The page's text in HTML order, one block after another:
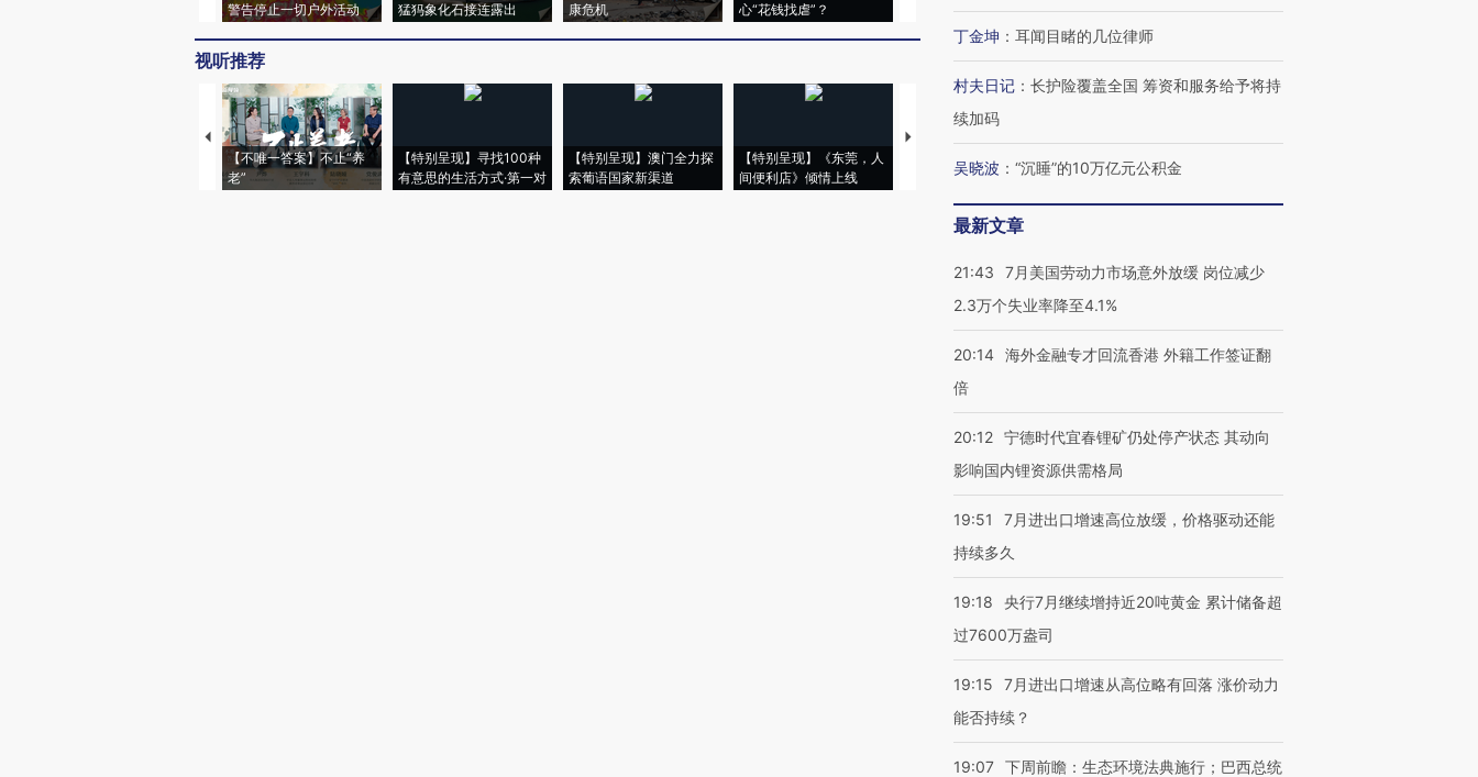
警告停止一切户外活动
猛犸象化石接连露出
康危机
心“花钱找虐”？
育部长拱下台
飞地休达
视听推荐
【不唯一答案】不止“养
老”
【特别呈现】寻找100种
有意思的生活方式·第一对
【特别呈现】澳门全力探
索葡语国家新渠道
【特别呈现】《东莞，人
间便利店》倾情上线
【推广】走进第四届链博
会，让数智科技“链”接产
【特别呈现】寻找100种
有意思的生活方式·第三对
丁金坤 ： 耳闻目睹的几位律师
村夫日记 ： 长护险覆盖全国 筹资和服务给予将持
续加码
吴晓波 ： “沉睡”的10万亿元公积金
最新文章
21:43
7月美国劳动力市场意外放缓 岗位减少
2.3万个失业率降至4.1%
20:14 海外金融专才回流香港 外籍工作签证翻
倍
20:12 宁德时代宜春锂矿仍处停产状态 其动向
影响国内锂资源供需格局
19:51
7月进出口增速高位放缓，价格驱动还能
持续多久
19:18
央行7月继续增持近20吨黄金 累计储备超
过7600万盎司
19:15
7月进出口增速从高位略有回落 涨价动力
能否持续？
19:07 下周前瞻：生态环境法典施行；巴西总统